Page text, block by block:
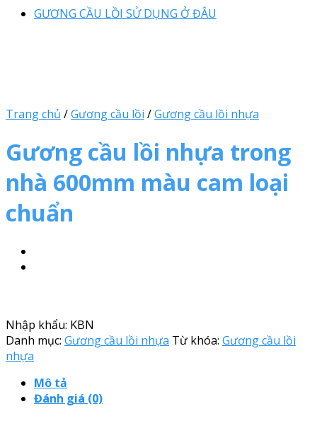
GƯƠNG CẦU LỒI SỬ DỤNG Ở ĐÂU
Trang chủ /Gương cầu lồi /Gương cầu lồi nhựa
Gương cầu lồi nhựa trong
nhà 600mm màu cam loại
chuẩn
Nhập khẩu: KBN
Danh mục: Gương cầu lồi nhựa Từ khóa: Gương cầu lồi
nhựa
Mô tả
Đánh giá (0)